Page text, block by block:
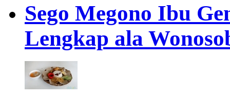
Sego Megono Ibu
Lengkap ala